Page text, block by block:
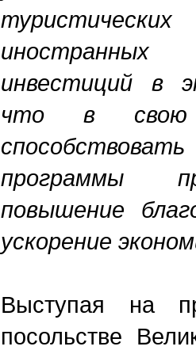
инвестиций в
что в свою
программы
повышение
ускорение
Выступая на
посольстве